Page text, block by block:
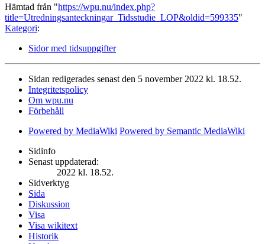
Hämtad från "https://wpu.nu/index.php?
title=Utredningsanteckningar_Tidsstudie_LOP&oldid=599335"
Kategori:
Sidor med tidsuppgifter
Sidan redigerades senast den 5 november 2022 kl. 18.52.
Integritetspolicy
Om wpu.nu
Förbehåll
Powered by MediaWiki Powered by Semantic MediaWiki
Sidinfo
Senast uppdaterad:
2022 kl. 18.52.
Sidverktyg
Sida
Diskussion
Visa
Visa wikitext
Historik